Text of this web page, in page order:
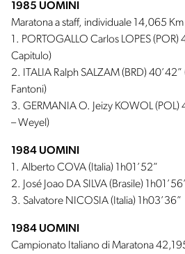
1985 UOMINI
Maratona a staff, individuale 14,065 Km
1. PORTOGALLO Carlos LOPES (POR)
Capitulo)
2. ITALIA Ralph SALZAM (BRD)
Fantoni)
3. GERMANIA O. Jeizy KOWOL (POL)
– Weyel)
1984 UOMINI
1. Alberto COVA (Italia) 1h01’52”
2. José Joao DA SILVA (Brasile)
3. Salvatore NICOSIA (Italia) 1h03’36”
1984 UOMINI
Campionato Italiano di Maratona